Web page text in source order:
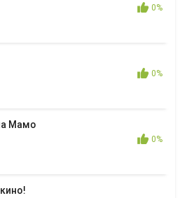
0%
0%
Мамо
0%